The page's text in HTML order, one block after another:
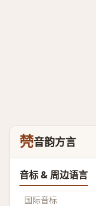
棾音韵方言
音标 & 周边语言
国际音标